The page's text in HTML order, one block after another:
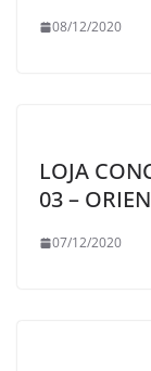
08/12/2020
LOJA
03 –
07/12/2020